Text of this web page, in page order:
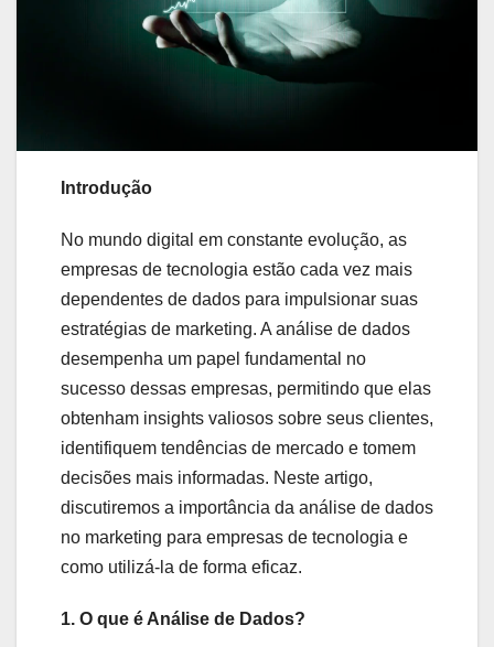
Introdução
No mundo digital em constante evolução, as
empresas de tecnologia estão cada vez mais
dependentes de dados para impulsionar suas
estratégias de marketing. A análise de dados
desempenha um papel fundamental no
sucesso dessas empresas, permitindo que elas
obtenham insights valiosos sobre seus clientes,
identifiquem tendências de mercado e tomem
decisões mais informadas. Neste artigo,
discutiremos a importância da análise de dados
no marketing para empresas de tecnologia e
como utilizá-la de forma eficaz.
1. O que é Análise de Dados?